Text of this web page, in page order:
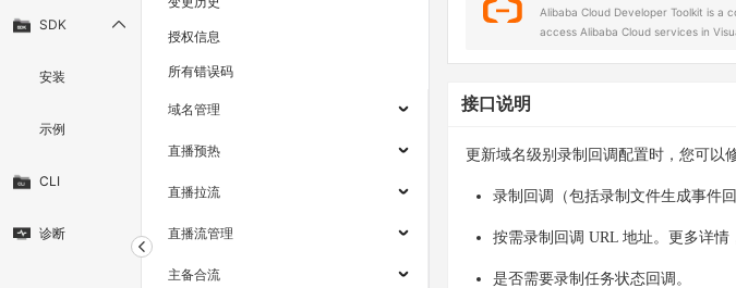
SDK
安装
示例
CLI
诊断
授权信息
所有错误码
域名管理
直播预热
直播拉流
直播流管理
主备合流
Alibaba Cloud Developer Toolkit is a
access Alibaba Cloud services in
接口说明
更新域名级别录制回调配置时，您可以
录制回调（包括录制文件生成事件
按需录制回调 URL 地址。更多详情
是否需要录制任务状态回调。